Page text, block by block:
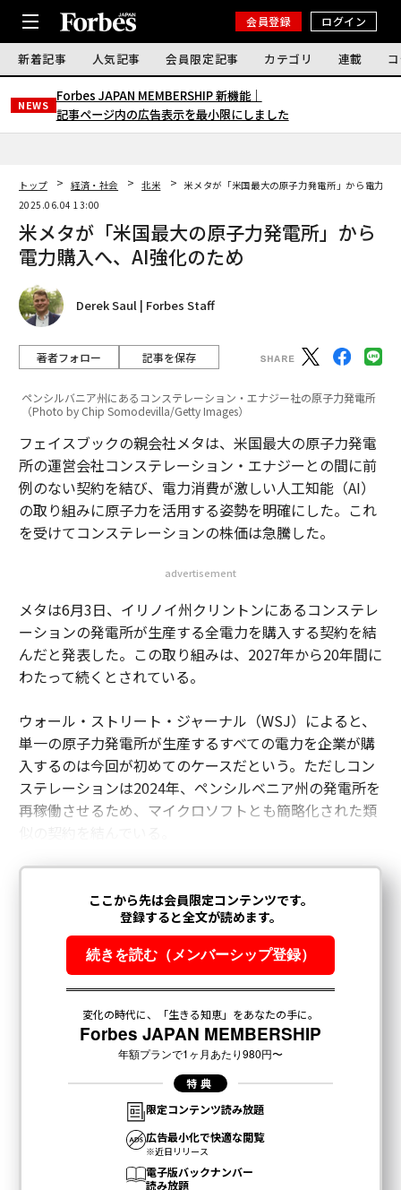
会員登録 ログイン
新着記事 人気記事 会員限定記事 カテゴリ 連載
NEWS
Forbes JAPAN MEMBERSHIP 新機能｜
記事ページ内の広告表示を最小限にしました
トップ 経済・社会 北米
米メタが「米国最大の原子力発電所」から電力購
2025.06.04 13:00
米メタが「米国最大の原子力発電所」から
電力購入へ、AI強化のため
Derek Saul | Forbes Staff
著者フォロー 記事を保存
ペンシルバニア州にあるコンステレーション・エナジー社の原子力発電所
（Photo by Chip Somodevilla/Getty Images）
フェイスブックの親会社メタは、米国最大の原子力発電
所の運営会社コンステレーション・エナジーとの間に前
例のない契約を結び、電力消費が激しい人工知能（AI）
の取り組みに原子力を活用する姿勢を明確にした。これ
を受けてコンステレーションの株価は急騰した。
advertisement
メタは6月3日、イリノイ州クリントンにあるコンステレ
ーションの発電所が生産する全電力を購入する契約を結
んだと発表した。この取り組みは、2027年から20年間に
わたって続くとされている。
ウォール・ストリート・ジャーナル（WSJ）によると、
単一の原子力発電所が生産するすべての電力を企業が購
入するのは今回が初めてのケースだという。ただしコン
ステレーションは2024年、ペンシルベニア州の発電所を
再稼働させるため、マイクロソフトとも簡略化された類